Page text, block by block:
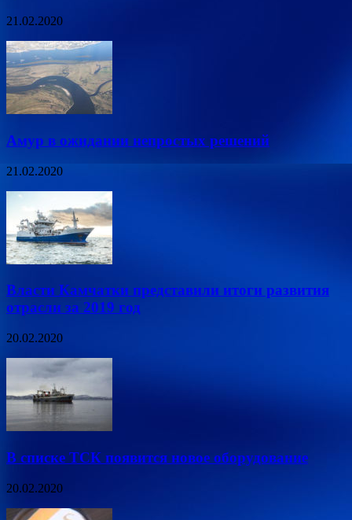
21.02.2020
Амур в ожидании непростых решений
21.02.2020
Власти Камчатки представили итоги развития
отрасли за 2019 год
20.02.2020
В списке ТСК появится новое оборудование
20.02.2020